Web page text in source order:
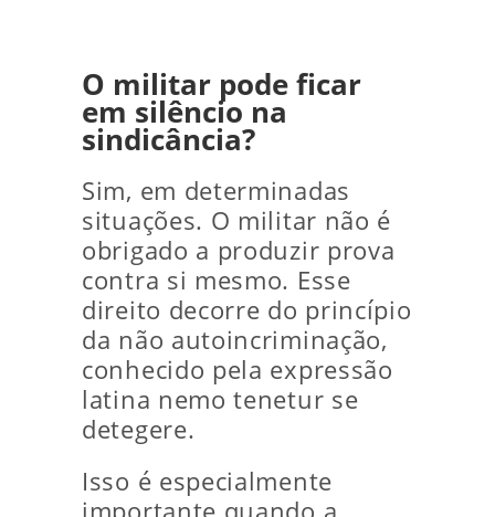
O militar pode ficar
em silêncio na
sindicância?
Sim, em determinadas
situações. O militar não é
obrigado a produzir prova
contra si mesmo. Esse
direito decorre do princípio
da não autoincriminação,
conhecido pela expressão
latina nemo tenetur se
detegere.
Isso é especialmente